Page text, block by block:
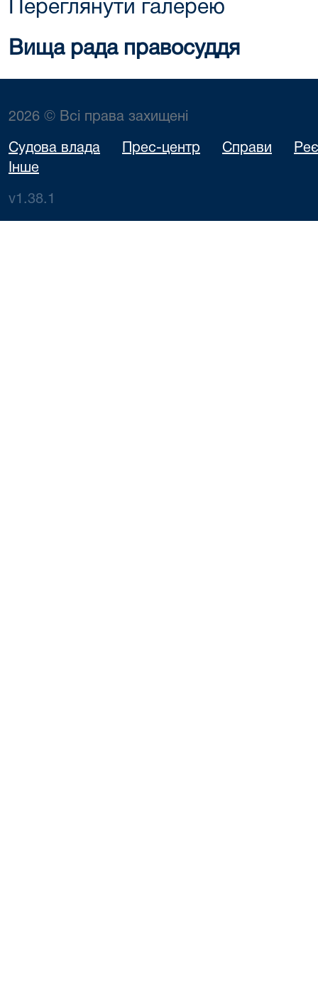
Переглянути галерею
Вища рада правосуддя
2026 © Всі права захищені
Судова влада Прес-центр Справи
Інше
v1.38.1